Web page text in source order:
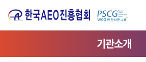
기관소개